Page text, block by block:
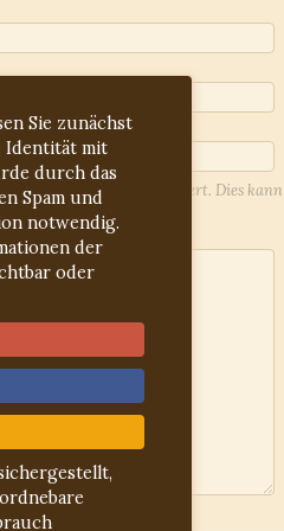
Sie zunächst
Identität mit
durch das
Spam und
notwendig.
der
oder
auf Ihren Beitrag informiert. Dies kann